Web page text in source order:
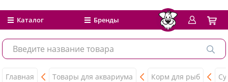
Каталог Бренды
Главная Товары для аквариума Корм для рыб